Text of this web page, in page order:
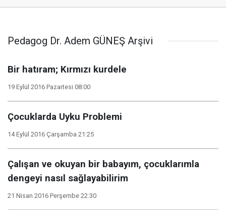
Pedagog Dr. Adem GÜNEŞ Arşivi
Bir hatıram; Kırmızı kurdele
19 Eylül 2016 Pazartesi 08:00
Çocuklarda Uyku Problemi
14 Eylül 2016 Çarşamba 21:25
Çalışan ve okuyan bir babayım, çocuklarımla
dengeyi nasıl sağlayabilirim
21 Nisan 2016 Perşembe 22:30